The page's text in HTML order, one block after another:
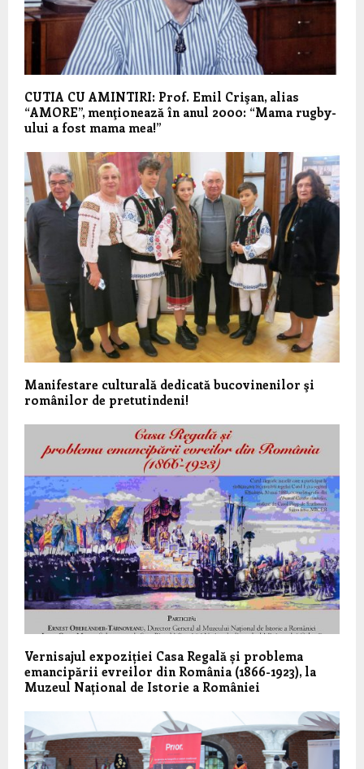
CUTIA CU AMINTIRI: Prof. Emil Crişan, alias
“AMORE”, menţionează în anul 2000: “Mama rugby-
ului a fost mama mea!”
Manifestare culturală dedicată bucovinenilor şi
românilor de pretutindeni!
Vernisajul expoziției Casa Regală și problema
emancipării evreilor din România (1866-1923), la
Muzeul Național de Istorie a României